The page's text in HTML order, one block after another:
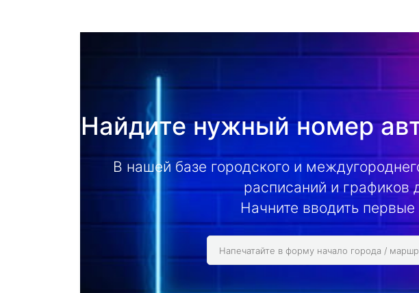
Найдите нужный номер
В нашей базе городского и
расписаний и графиков
Начните вводить